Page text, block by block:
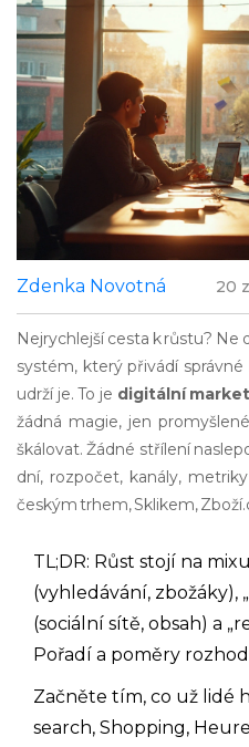
Zdenka Novotná 20
Nejrychlejší cesta k růstu? Ne
systém, který přivádí
udrží je. To je digitální
žádná magie, jen
škálovat. Žádné střílení
dní, rozpočet, kanály,
českým trhem, Sklikem,
TL;DR: Růst stojí na
(vyhledávání, zbožáky),
(sociální sítě, obsah) a
Pořadí a poměry
Začněte tím, co už lidé
search, Shopping,